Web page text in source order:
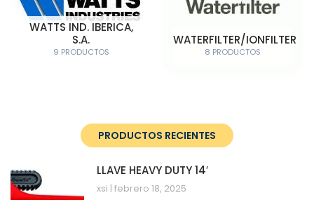
WATTS IND. IBERICA,
S.A.
9 PRODUCTOS
WATERFILTER/IONFILTER
8 PRODUCTOS
PRODUCTOS RECIENTES
LLAVE HEAVY DUTY 14′
xsi febrero 18, 2025